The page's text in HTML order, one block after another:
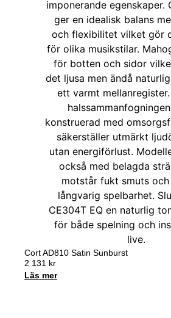
Cort AD810 Satin Sunburst
2 131 kr
Läs mer